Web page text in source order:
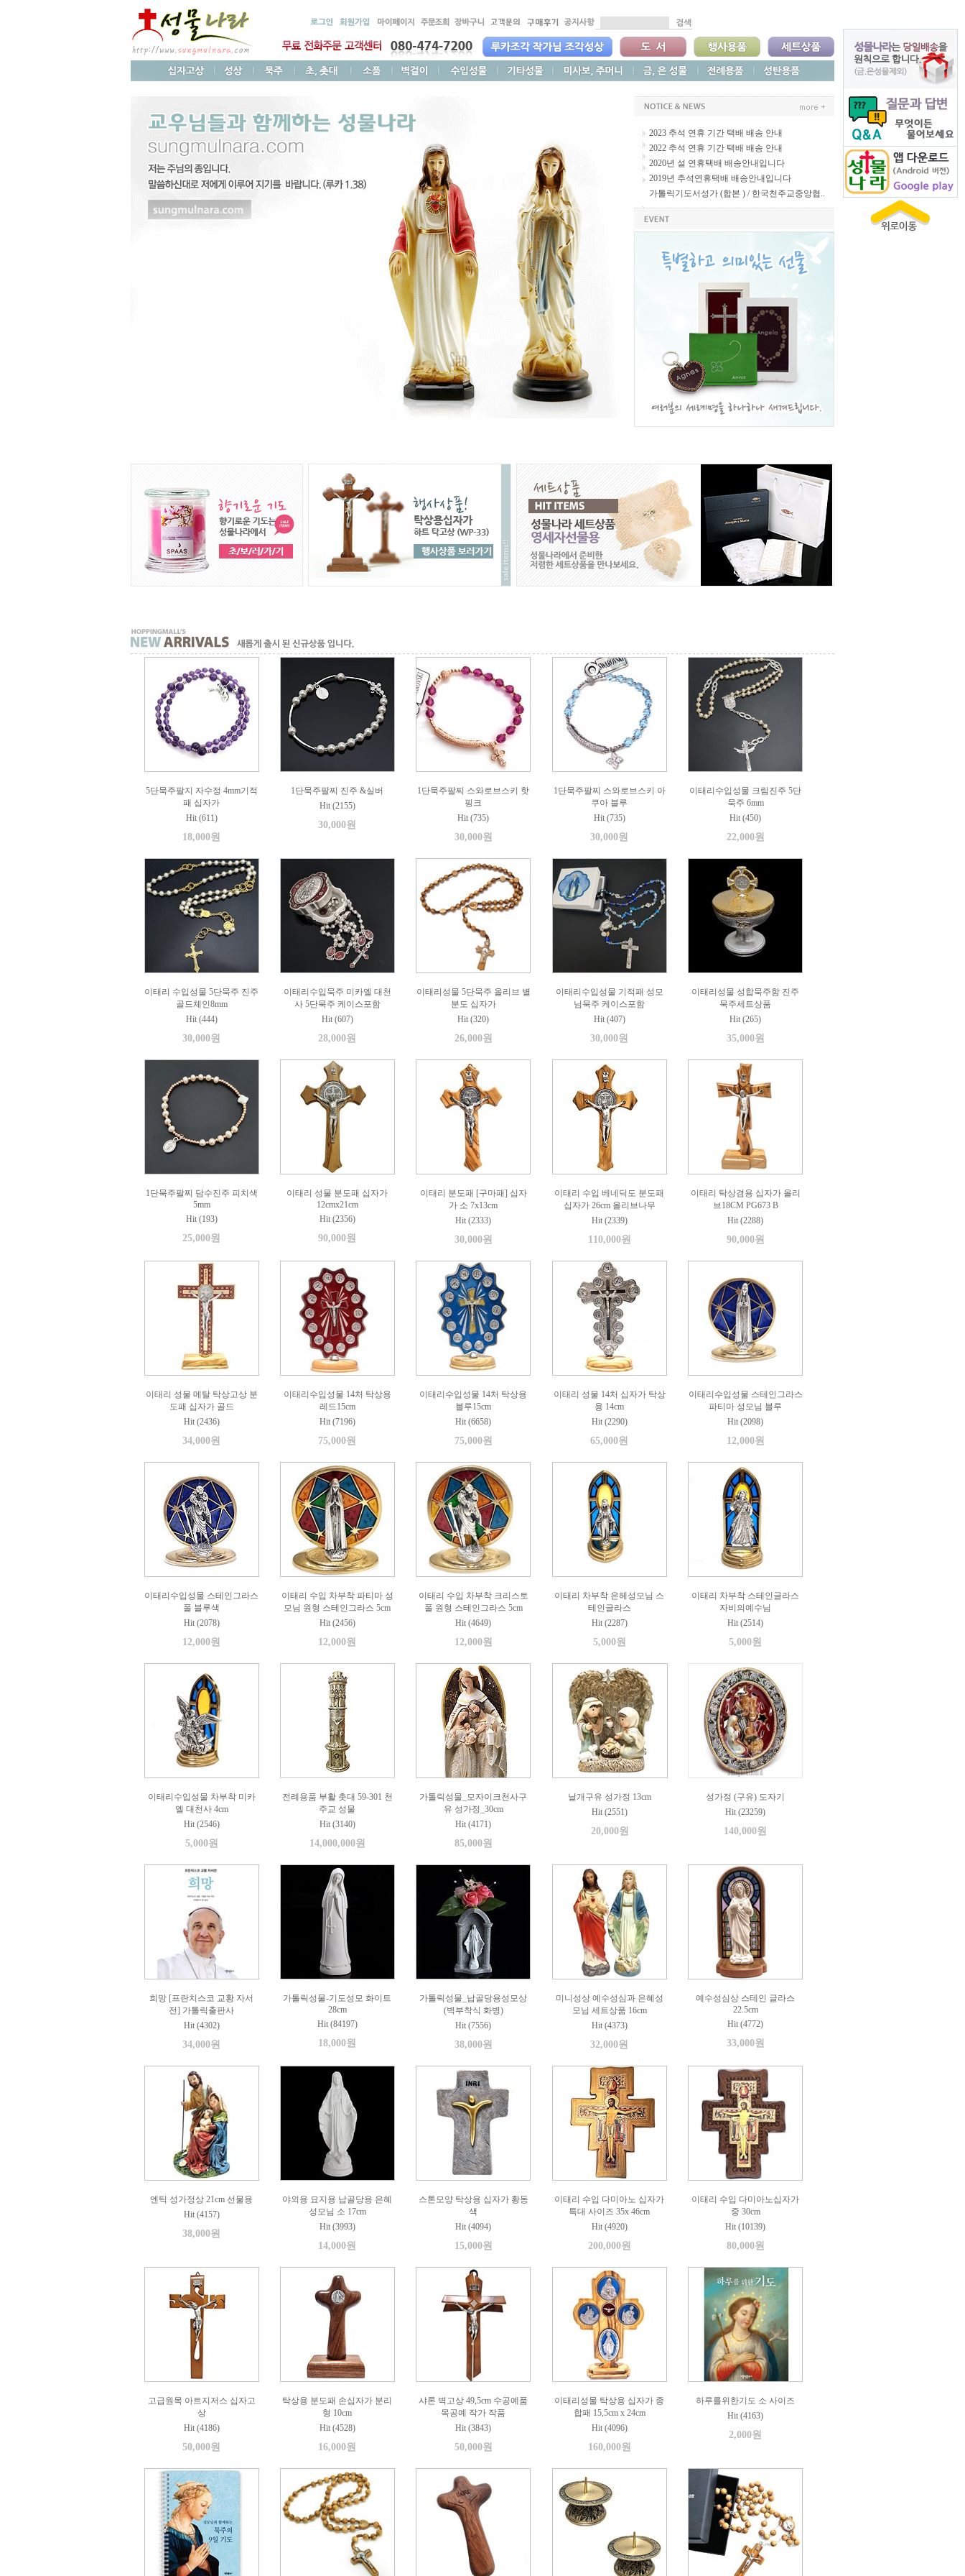
2023 추석 연휴 기간 택배 배송 안내
2022 추석 연휴 기간 택배 배송 안내
2020년 설 연휴택배 배송안내입니다
2019년 추석연휴택배 배송안내입니다
가톨릭기도서성가 (합본 ) / 한국천주교중앙협..
5단묵주팔지 자수정 4mm기적
패 십자가
Hit (611)
18,000원
1단묵주팔찌 진주 &실버
Hit (2155)
30,000원
1단묵주팔찌 스와로브스키 핫
핑크
Hit (735)
30,000원
1단묵주팔찌 스와로브스키 아
쿠아 블루
Hit (735)
30,000원
이태리수입성물 크림진주 5단
묵주 6mm
Hit (450)
22,000원
이태리 수입성물 5단묵주 진주
골드체인8mm
Hit (444)
30,000원
이태리수입묵주 미카엘 대천
사 5단묵주 케이스포함
Hit (607)
28,000원
이태리성물 5단묵주 올리브 별
분도 십자가
Hit (320)
26,000원
이태리수입성물 기적패 성모
님묵주 케이스포함
Hit (407)
30,000원
이태리성물 성합묵주함 진주
묵주세트상품
Hit (265)
35,000원
1단묵주팔찌 담수진주 피치색
5mm
Hit (193)
25,000원
이태리 성물 분도패 십자가
12cmx21cm
Hit (2356)
90,000원
이태리 분도패 [구마패] 십자
가 소 7x13cm
Hit (2333)
30,000원
이태리 수입 베네딕도 분도패
십자가 26cm 올리브나무
Hit (2339)
110,000원
이태리 탁상겸용 십자가 올리
브18CM PG673 B
Hit (2288)
90,000원
이태리 성물 메탈 탁상고상 분
도패 십자가 골드
Hit (2436)
34,000원
이태리수입성물 14처 탁상용
레드15cm
Hit (7196)
75,000원
이태리수입성물 14처 탁상용
블루15cm
Hit (6658)
75,000원
이태리 성물 14처 십자가 탁상
용 14cm
Hit (2290)
65,000원
이태리수입성물 스테인그라스
파티마 성모님 블루
Hit (2098)
12,000원
이태리수입성물 스테인그라스
폴 블루색
Hit (2078)
12,000원
이태리 수입 차부착 파티마 성
모님 원형 스테인그라스 5cm
Hit (2456)
12,000원
이태리 수입 차부착 크리스토
폴 원형 스테인그라스 5cm
Hit (4649)
12,000원
이태리 차부착 은헤성모님 스
테인글라스
Hit (2287)
5,000원
이태리 차부착 스테인글라스
자비의예수님
Hit (2514)
5,000원
이태리수입성물 차부착 미카
엘 대천사 4cm
Hit (2546)
5,000원
전례용품 부활 촛대 59-301 천
주교 성물
Hit (3140)
14,000,000원
가톨릭성물_모자이크천사구
유 성가정_30cm
Hit (4171)
85,000원
날개구유 성가정 13cm
Hit (2551)
20,000원
성가정 (구유) 도자기
Hit (23259)
140,000원
희망 [프란치스코 교황 자서
전] 가톨릭출판사
Hit (4302)
34,000원
가톨릭성물-기도성모 화이트
28cm
Hit (84197)
18,000원
가톨릭성물_납골당용성모상
(벽부착식 화병)
Hit (7556)
38,000원
미니성상 예수성심과 은혜성
모님 세트상품 16cm
Hit (4373)
32,000원
예수성심상 스테인 글라스
22.5cm
Hit (4772)
33,000원
엔틱 성가정상 21cm 선물용
Hit (4157)
38,000원
야외용 묘지용 납골당용 은혜
성모님 소 17cm
Hit (3993)
14,000원
스톤모양 탁상용 십자가 황동
색
Hit (4094)
15,000원
이태리 수입 다미아노 십자가
특대 사이즈 35x 46cm
Hit (4920)
200,000원
이태리 수입 다미아노십자가
중 30cm
Hit (10139)
80,000원
고급원목 아트지저스 십자고
상
Hit (4186)
50,000원
탁상용 분도패 손십자가 분리
형 10cm
Hit (4528)
16,000원
샤론 벽고상 49,5cm 수공예품
목공예 작가 작품
Hit (3843)
50,000원
이태리성물 탁상용 십자가 종
합패 15,5cm x 24cm
Hit (4096)
160,000원
하루를위한기도 소 사이즈
Hit (4163)
2,000원